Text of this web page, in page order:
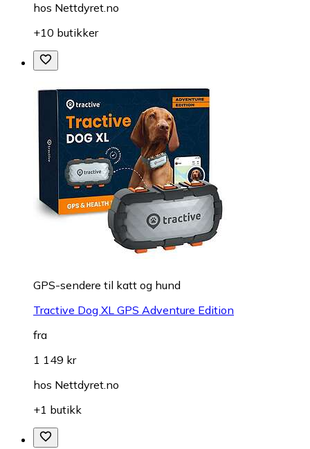
hos Nettdyret.no
+10 butikker
GPS-sendere til katt og hund
Tractive Dog XL GPS Adventure Edition
fra
1 149 kr
hos Nettdyret.no
+1 butikk